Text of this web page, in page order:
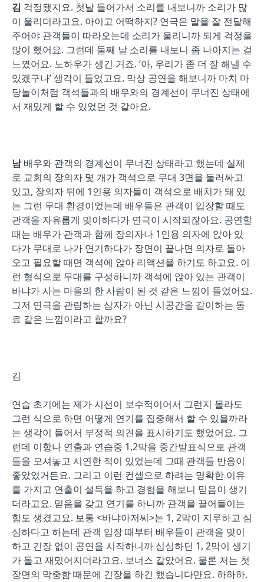
김 걱정됐지요. 첫날 들어가서 소리를 내보니까 소리가 많
이 울리더라고요. 아이고 어떡하지? 연극은 말을 잘 전달해
주어야 관객들이 따라오는데 소리가 울리니까 되게 걱정을
많이 했어요. 그런데 둘째 날 소리를 내보니 좀 나아지는 걸
느꼈어요. 노하우가 생긴 거죠. ‘아, 우리가 좀 더 잘 해낼 수
있겠구나’ 생각이 들었고요. 막상 공연을 해보니까 마치 마
당놀이처럼 객석들과의 배우와의 경계선이 무너진 상태에
서 재밌게 할 수 있었던 것 같아요.
남배우와 관객의 경계선이 무너진 상태라고 했는데 실제
로 교회의 장의자 몇 개가 객석으로 무대 3면을 둘러싸고
있고, 장의자 뒤에 1인용 의자들이 객석으로 배치가 돼 있
는 그런 무대 환경이었는데 배우들은 관객이 입장할 때도
관객을 자유롭게 맞이하다가 연극이 시작되잖아요. 공연할
때는 배우가 관객과 함께 장의자나 1인용 의자에 앉아 있
다가 무대로 나가 연기하다가 장면이 끝나면 의자로 돌아
오고 필요할 때면 객석에 앉아 리액션을 하기도 하고요. 이
런 형식으로 무대를 구성하니까 객석에 앉아 있는 관객이
바냐가 사는 마을의 한 사람이 된 것 같은 느낌이 들었어요.
그저 연극을 관람하는 삼자가 아닌 시공간을 같이하는 동
료 같은 느낌이라고 할까요?
김
연습 초기에는 제가 시선이 보수적이어서 그런지 몰라도
그런 식으로 하면 어떻게 연기를 집중해서 할 수 있을까라
는 생각이 들어서 부정적 의견을 표시하기도 했었어요. 그
런데 이항나 연출과 연습중 1,2막을 중간발표식으로 관객
들을 모셔놓고 시연한 적이 있었는데 그때 관객들 반응이
좋았었거든요. 그리고 이런 컨셉으로 하려는 명확한 이유
를 가지고 연출이 설득을 하고 경험을 해보니 믿음이 생기
더라고요. 믿음을 갖고 연기를 하니까 관객을 끌어들이는
힘도 생겼고요. 보통 <바냐아저씨>는 1, 2막이 지루하고 심
심하다고 하는데 관객 입장 때부터 배우들이 관객을 맞이
하고 긴장 없이 공연을 시작하니까 심심하던 1, 2막이 생기
가 돌고 재밌어지더라고요. 보너스 같았어요. 물론 저는 첫
장면의 막중함 때문에 긴장을 하긴 했습니다만요. 하하하.